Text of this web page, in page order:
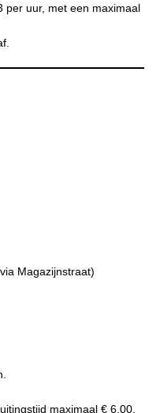
per uur, met een maximaal
Magazijnstraat)
maximaal € 6,00.